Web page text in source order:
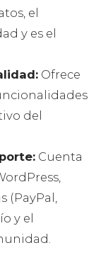
el
y es el
Ofrece
del
Cuenta
(PayPal,
y el